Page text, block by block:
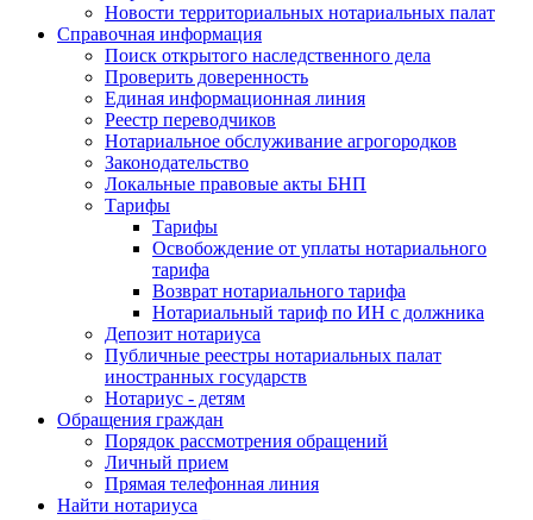
Новости территориальных нотариальных палат
Справочная информация
Поиск открытого наследственного дела
Проверить доверенность
Единая информационная линия
Реестр переводчиков
Нотариальное обслуживание агрогородков
Законодательство
Локальные правовые акты БНП
Тарифы
Тарифы
Освобождение от уплаты нотариального
тарифа
Возврат нотариального тарифа
Нотариальный тариф по ИН с должника
Депозит нотариуса
Публичные реестры нотариальных палат
иностранных государств
Нотариус - детям
Обращения граждан
Порядок рассмотрения обращений
Личный прием
Прямая телефонная линия
Найти нотариуса